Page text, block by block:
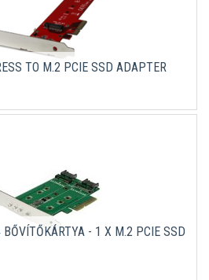
TO M.2 PCIE SSD ADAPTER
- 1 X M.2 PCIE SSD